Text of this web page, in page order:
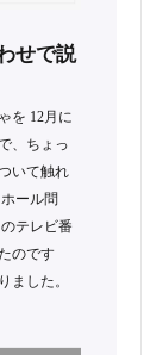
せで説
を 12月に
、ちょっ
いて触れ
ール問
テレビ番
のです
ました。